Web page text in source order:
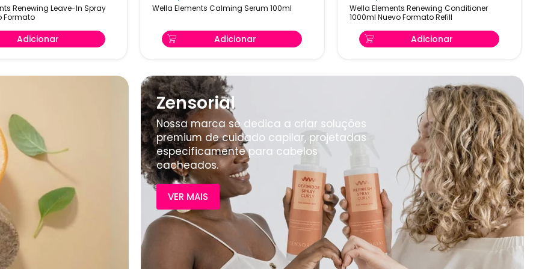
Renewing Leave-In Spray
Formato
Adicionar
Serum
Wella Elements Calming Serum 100ml
Adicionar
Conditioner
1000ml
Nuevo
Formato
Refill
Wella Elements Renewing Conditioner
1000ml Nuevo Formato Refill
Adicionar
Zensorial
Nossa marca se dedica a criar soluções
premium de cuidado capilar, projetadas
especificamente para cabelos
cacheados.
VER MAIS